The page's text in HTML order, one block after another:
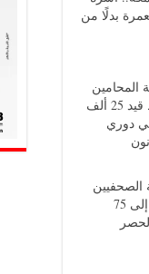
بدلًا من
المحامين
لـ«اليوم»: إسقاط قيد 25 ألف
دوري
الصحفيين
وجهت مخاطبات إلى 75